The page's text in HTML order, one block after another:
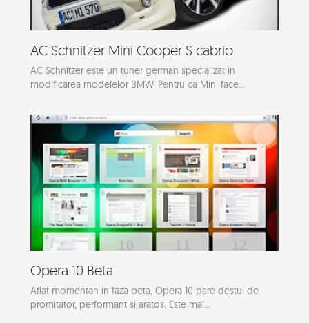
AC Schnitzer Mini Cooper S cabrio
AC Schnitzer este un tuner german specializat in
modificarea modelelor BMW. Pentru ca Mini face...
Opera 10 Beta
Aflat momentan in faza beta, Opera 10 pare destul de
promitator, performant si aratos. Este mai...